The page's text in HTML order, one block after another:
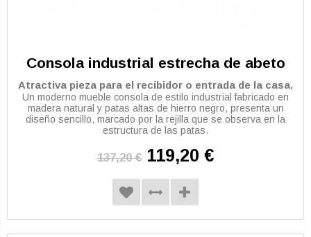
Consola industrial estrecha de abeto
Atractiva pieza para el recibidor o entrada de la casa.
Un moderno mueble consola de estilo industrial fabricado en
madera natural y patas altas de hierro negro, presenta un
diseño sencillo, marcado por la rejilla que se observa en la
estructura de las patas.
137,20 € 119,20 €